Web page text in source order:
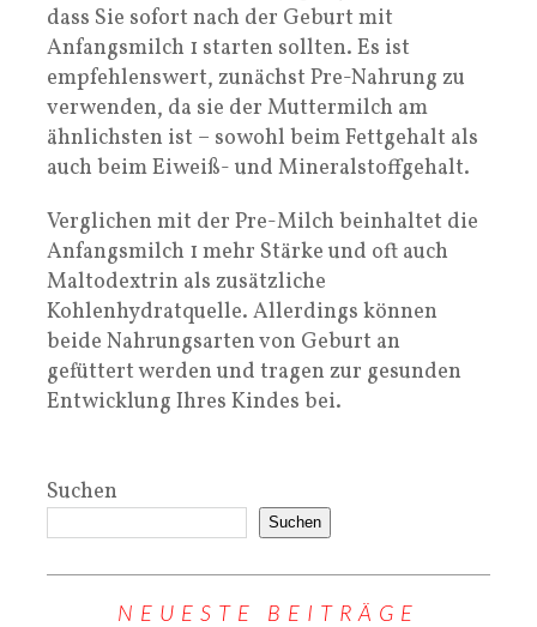
dass Sie sofort nach der Geburt mit
Anfangsmilch 1 starten sollten. Es ist
empfehlenswert, zunächst Pre-Nahrung zu
verwenden, da sie der Muttermilch am
ähnlichsten ist – sowohl beim Fettgehalt als
auch beim Eiweiß- und Mineralstoffgehalt.
Verglichen mit der Pre-Milch beinhaltet die
Anfangsmilch 1 mehr Stärke und oft auch
Maltodextrin als zusätzliche
Kohlenhydratquelle. Allerdings können
beide Nahrungsarten von Geburt an
gefüttert werden und tragen zur gesunden
Entwicklung Ihres Kindes bei.
Suchen
Suchen
NEUESTE BEITRÄGE